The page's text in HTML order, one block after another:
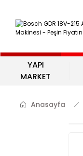
YAPI
MARKET
Anasayfa